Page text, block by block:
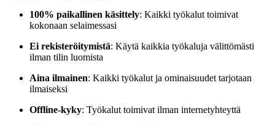
100% paikallinen käsittely: Kaikki työkalut toimivat
kokonaan selaimessasi
Ei rekisteröitymistä: Käytä kaikkia työkaluja välittömästi
ilman tilin luomista
Aina ilmainen: Kaikki työkalut ja ominaisuudet tarjotaan
ilmaiseksi
Offline-kyky: Työkalut toimivat ilman internetyhteyttä